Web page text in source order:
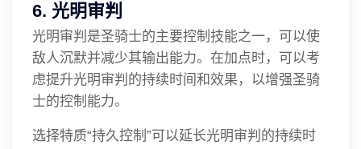
6. 光明审判
光明审判是圣骑士的主要控制技能之一，可以使
敌人沉默并减少其输出能力。在加点时，可以考
虑提升光明审判的持续时间和效果，以增强圣骑
士的控制能力。
选择特质“持久控制”可以延长光明审判的持续时